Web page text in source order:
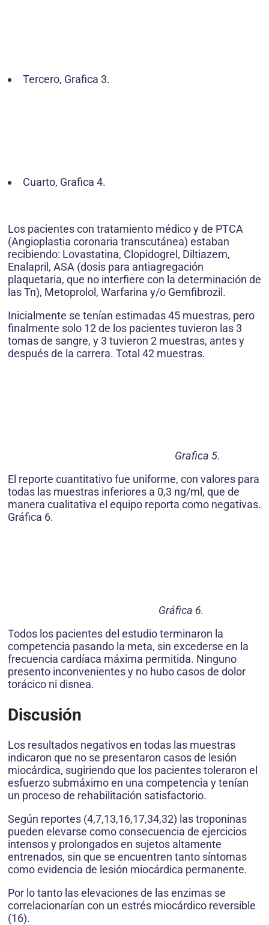
Tercero, Grafica 3.
Cuarto, Grafica 4.
Los pacientes con tratamiento médico y de PTCA
(Angioplastia coronaria transcutánea) estaban
recibiendo: Lovastatina, Clopidogrel, Diltiazem,
Enalapril, ASA (dosis para antiagregación
plaquetaria, que no interfiere con la determinación de
las Tn), Metoprolol, Warfarina y/o Gemfibrozil.
Inicialmente se tenían estimadas 45 muestras, pero
finalmente solo 12 de los pacientes tuvieron las 3
tomas de sangre, y 3 tuvieron 2 muestras, antes y
después de la carrera. Total 42 muestras.
Grafica 5.
El reporte cuantitativo fue uniforme, con valores para
todas las muestras inferiores a 0,3 ng/ml, que de
manera cualitativa el equipo reporta como negativas.
Gráfica 6.
Gráfica 6.
Todos los pacientes del estudio terminaron la
competencia pasando la meta, sin excederse en la
frecuencia cardíaca máxima permitida. Ninguno
presento inconvenientes y no hubo casos de dolor
torácico ni disnea.
Discusión
Los resultados negativos en todas las muestras
indicaron que no se presentaron casos de lesión
miocárdica, sugiriendo que los pacientes toleraron el
esfuerzo submáximo en una competencia y tenían
un proceso de rehabilitación satisfactorio.
Según reportes (4,7,13,16,17,34,32) las troponinas
pueden elevarse como consecuencia de ejercicios
intensos y prolongados en sujetos altamente
entrenados, sin que se encuentren tanto síntomas
como evidencia de lesión miocárdica permanente.
Por lo tanto las elevaciones de las enzimas se
correlacionarían con un estrés miocárdico reversible
(16).